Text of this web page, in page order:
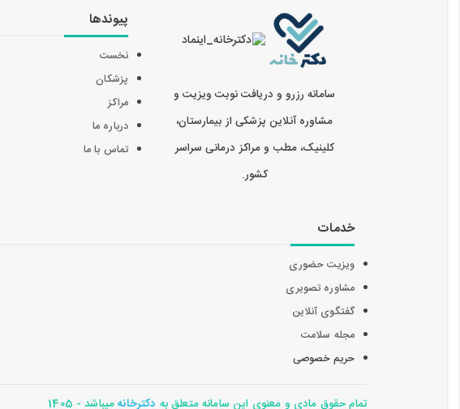
سامانه رزرو و دریافت نوبت ویزیت و
مشاوره آنلاین پزشکی از بیمارستان،
کلینیک، مطب و مراکز درمانی سراسر
کشور.
پیوندها
نخست
پزشکان
مراکز
درباره ما
تماس با ما
خدمات
ویزیت حضوری
مشاوره تصویری
گفتگوی آنلاین
مجله سلامت
حریم خصوصی
تمام حقوق مادی و معنوی این سامانه متعلق به دکترخانهمیباشد - 1405